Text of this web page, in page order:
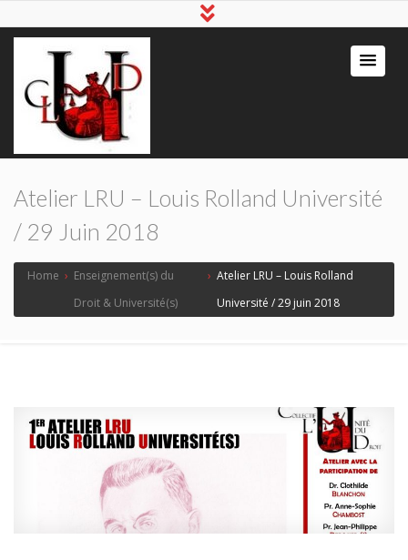
Atelier LRU – Louis Rolland Université
/ 29 Juin 2018
Home › Enseignement(s) du
Droit & Université(s)
›Atelier LRU – Louis Rolland
Université / 29 juin 2018